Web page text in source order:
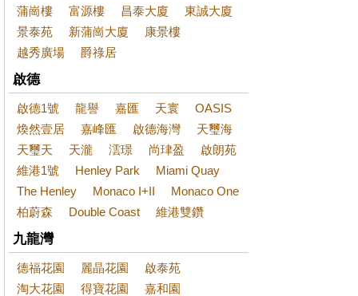
蒲崗樓
富源樓 昌泰大廈
東誠大廈
景泰苑
新蒲崗大廈
康景樓
越秀廣場
爵祿居
啟德
啟德1號 龍譽 嘉匯 天寰
OASIS
煥然壹居
嘉峰匯 啟德海灣
天璽海
天璽天
天瀧 澐璟 尚珒盈
啟朗苑
維港1號
Henley Park
Miami Quay
The Henley
Monaco I+II
Monaco One
柏蔚森
Double Coast 維港雙鑽
九龍灣
德福花園 麗晶花園
啟泰苑
淘大花園
得寶花園 嘉和園